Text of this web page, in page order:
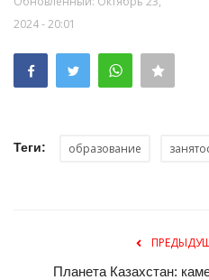
2024 - 20:01
Теги: образование
Планета Казахстан: